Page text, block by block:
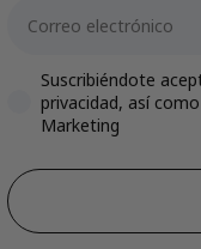
Accepts marketing
Suscribiéndote
privacidad, así
Marketing